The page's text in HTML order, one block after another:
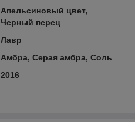
Апельсиновый цвет,
Черный перец
Лавр
Амбра, Серая амбра, Соль
2016